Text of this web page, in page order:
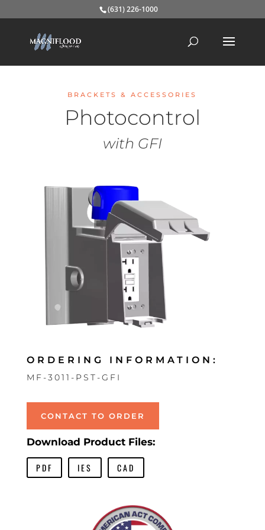
(631) 226-1000
BRACKETS & ACCESSORIES
Photocontrol
with GFI
ORDERING INFORMATION:
MF-3011-PST-GFI
CONTACT TO ORDER
Download Product Files:
PDF IES CAD